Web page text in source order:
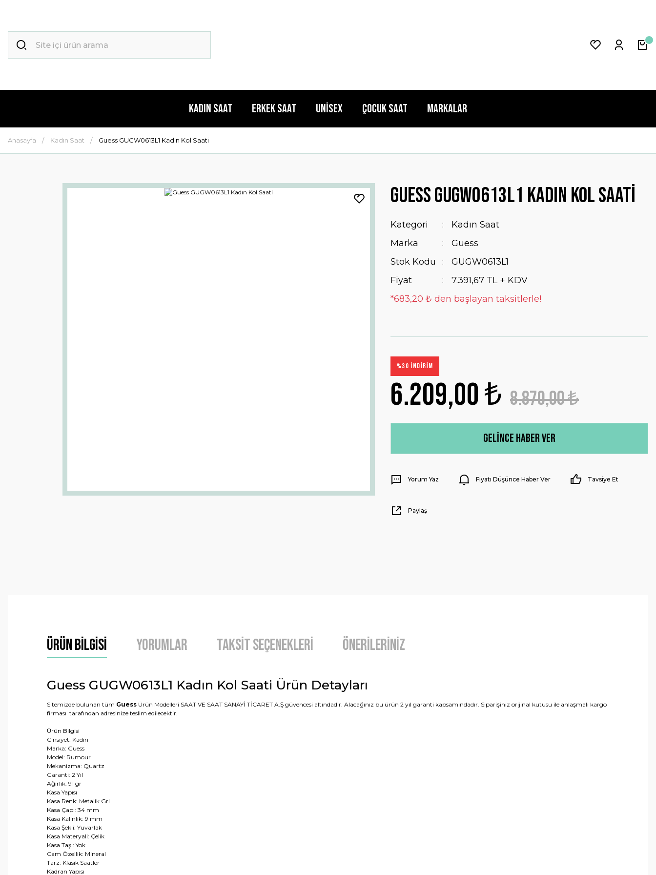
Kadın Saat Erkek Saat Unisex Çocuk Saat Markalar
Anasayfa Kadın Saat Guess GUGW0613L1 Kadın Kol Saati
Guess GUGW0613L1 Kadın Kol Saati
Kategori
Kadın Saat
Marka
Guess
Stok Kodu
GUGW0613L1
Fiyat
7.391,67 TL + KDV
*683,20 ₺ den başlayan taksitlerle!
%30 İNDİRİM
6.209,00 ₺ 8.870,00 ₺
Gelince Haber Ver
Yorum Yaz Fiyatı Düşünce Haber Ver Tavsiye Et
Paylaş
Ürün Bilgisi Yorumlar Taksit Seçenekleri Önerileriniz
Guess GUGW0613L1 Kadın Kol Saati Ürün Detayları
Sitemizde bulunan tüm Guess Ürün Modelleri SAAT VE SAAT SANAYİ TİCARET A.Ş güvencesi altındadır. Alacağınız bu ürün 2 yıl garanti kapsamındadır. Siparişiniz orijinal kutusu ile anlaşmalı kargo
firması tarafından adresinize teslim edilecektir.
Ürün Bilgisi
Cinsiyet: Kadın
Marka: Guess
Model: Rumour
Mekanizma: Quartz
Garanti: 2 Yıl
Ağırlık: 91 gr
Kasa Yapısı
Kasa Renk: Metalik Gri
Kasa Çapı: 34 mm
Kasa Kalinlik: 9 mm
Kasa Şekli: Yuvarlak
Kasa Materyali: Çelik
Kasa Taşı: Yok
Cam Özellik: Mineral
Tarz: Klasik Saatler
Kadran Yapısı